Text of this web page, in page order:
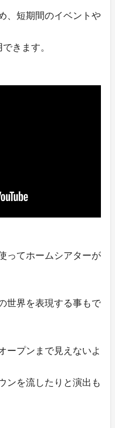
、短期間のイベントや
きます。
ってホームシアターが
世界を表現する事もで
ープンまで見えないよ
ンを流したりと演出も